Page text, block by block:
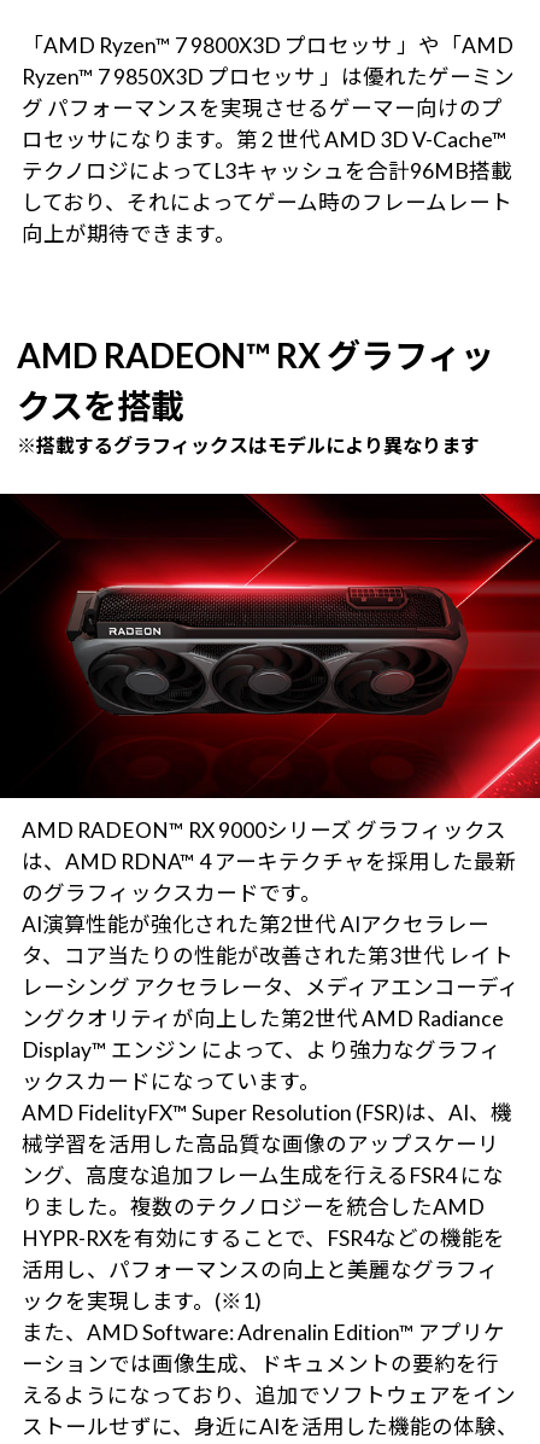
「AMD Ryzen™ 7 9800X3D プロセッサ 」や「AMD
Ryzen™ 7 9850X3D プロセッサ 」は優れたゲーミン
グ パフォーマンスを実現させるゲーマー向けのプ
ロセッサになります。第 2 世代 AMD 3D V-Cache™
テクノロジによってL3キャッシュを合計96MB搭載
しており、それによってゲーム時のフレームレート
向上が期待できます。
AMD RADEON™ RX グラフィッ
クスを搭載
※搭載するグラフィックスはモデルにより異なります
AMD RADEON™ RX 9000シリーズ グラフィックス
は、AMD RDNA™ 4 アーキテクチャを採用した最新
のグラフィックスカードです。
AI演算性能が強化された第2世代 AIアクセラレー
タ、コア当たりの性能が改善された第3世代 レイト
レーシング アクセラレータ、メディアエンコーディ
ングクオリティが向上した第2世代 AMD Radiance
Display™ エンジン によって、より強力なグラフィ
ックスカードになっています。
AMD FidelityFX™ Super Resolution (FSR)は、AI、機
械学習を活用した高品質な画像のアップスケーリ
ング、高度な追加フレーム生成を行えるFSR4 にな
りました。複数のテクノロジーを統合したAMD
HYPR-RXを有効にすることで、FSR4などの機能を
活用し、パフォーマンスの向上と美麗なグラフィ
ックを実現します。(※1)
また、AMD Software: Adrenalin Edition™ アプリケ
ーションでは画像生成、ドキュメントの要約を行
えるようになっており、追加でソフトウェアをイン
ストールせずに、身近にAIを活用した機能の体験、